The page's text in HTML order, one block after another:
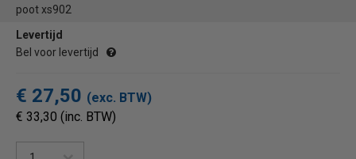
poot xs902
Levertijd
Bel voor levertijd
€ 27,50 (exc. BTW)
€ 33,30 (inc. BTW)